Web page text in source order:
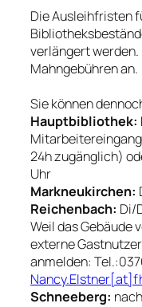
Die Ausleihfristen
verlängert
Mahngebühren an.
Sie können
Hauptbibliothek:
24h zugänglich)
Uhr
Markneukirchen:
Reichenbach: Di/
Weil das Gebäude
externe
anmelden:
Schneeberg: